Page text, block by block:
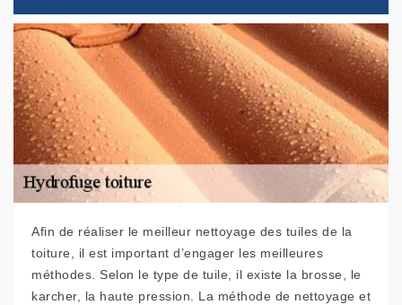
Afin de réaliser le meilleur nettoyage des tuiles de la
toiture, il est important d’engager les meilleures
méthodes. Selon le type de tuile, il existe la brosse, le
karcher, la haute pression. La méthode de nettoyage et